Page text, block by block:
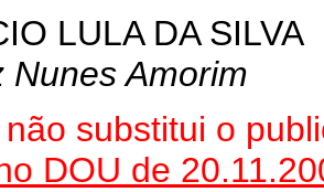
LULA DA SILVA
Nunes Amorim
substitui o
DOU de